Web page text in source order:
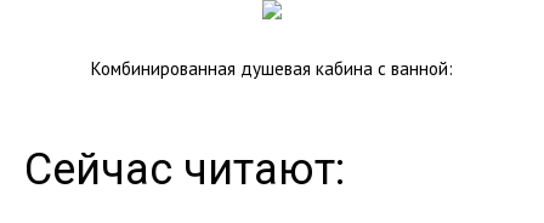
Комбинированная душевая кабина с ванной:
Сейчас читают: